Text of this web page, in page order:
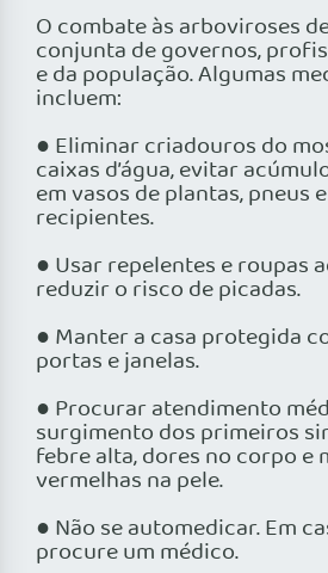
O combate às arboviroses
conjunta de governos,
e da população. Algumas
incluem:
● Eliminar criadouros do
caixas d’água, evitar
em vasos de plantas, pneus
recipientes.
● Usar repelentes e roupas
reduzir o risco de picadas.
● Manter a casa protegida
portas e janelas.
● Procurar atendimento
surgimento dos primeiros
febre alta, dores no corpo e
vermelhas na pele.
● Não se automedicar. Em
procure um médico.